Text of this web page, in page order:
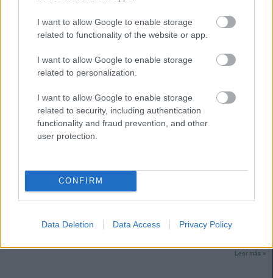
I want to allow Google to enable storage
related to functionality of the website or app.
I want to allow Google to enable storage
related to personalization.
I want to allow Google to enable storage
related to security, including authentication
functionality and fraud prevention, and other
user protection.
CONFIRM
Data Deletion Data Access Privacy Policy
Previas 21/22 – Valencia: ¿Bordalás como solución a la crisis?
El Valencia inicia una nueva temporada llena de incertidumbre y con la
Leer más »